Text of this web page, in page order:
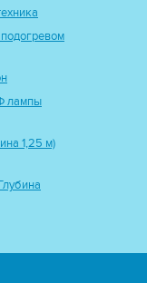
лампы
1,25 м)